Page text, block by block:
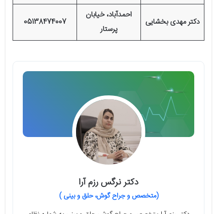
دکتر مهدی بخشایی
احمدآباد، خیابان
پرستار
05138474007
دکتر نرگس رزم آرا
(متخصص و جراح گوش، حلق و بینی )